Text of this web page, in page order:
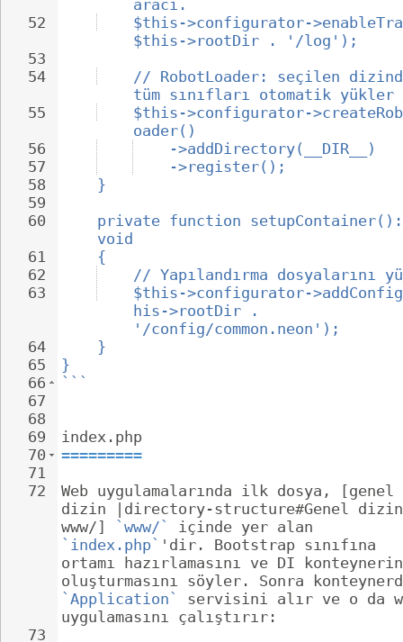
52
53
54
55
56
57
58
59
60
61
62
63
64
65
66
67
68
69
70
71
72
73
aracı.
$this->configurator-
$this->rootDir . '/log');
// RobotLoader: seçilen
tüm sınıfları otomatik yükler
$this->configurator-
oader()
->addDirectory(__DIR__)
->register();
}
private function
void
{
// Yapılandırma dosyalarını
$this->configurator-
his->rootDir .
'/config/common.neon');
}
}
```
index.php
=========
Web uygulamalarında ilk dosya, [genel
dizin |directory-structure#Genel
www/]
`www/`
içinde yer alan
`index.php` 'dir. Bootstrap sınıfına
ortamı hazırlamasını ve DI
oluşturmasını söyler. Sonra
`Application`
servisini alır ve o da
uygulamasını çalıştırır: